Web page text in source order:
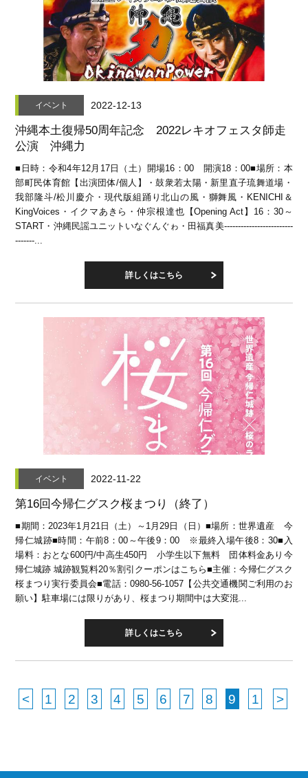
イベント 2022-12-13
沖縄本土復帰50周年記念 2022レキオフェスタ師走
公演 沖縄力
■日時：令和4年12月17日（土）開場16：00 開演18：00■場所：本
部町民体育館【出演団体/個人】・鼓衆若太陽・新里直子琉舞道場・
我部隆斗/松川慶介・現代版組踊り北山の風・獅舞風・KENICHI＆
KingVoices・イクマあきら・仲宗根達也【Opening Act】16：30～
START・沖縄民謡ユニットいなぐんぐゎ・田福真美-------------------------
-------...
詳しくはこちら
イベント 2022-11-22
第16回今帰仁グスク桜まつり（終了）
■期間：2023年1月21日（土）～1月29日（日）■場所：世界遺産 今
帰仁城跡■時間：午前8：00～午後9：00 ※最終入場午後8：30■入
場料：おとな600円/中高生450円 小学生以下無料 団体料金あり今
帰仁城跡 城跡観覧料20％割引クーポンはこちら■主催：今帰仁グスク
桜まつり実行委員会■電話：0980-56-1057【公共交通機関ご利用のお
願い】駐車場には限りがあり、桜まつり期間中は大変混...
詳しくはこちら
<
1 2 3 4 5 6 7 8 9
1
>